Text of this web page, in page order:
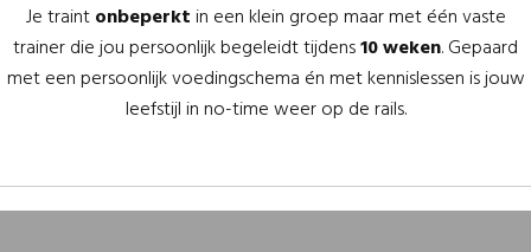
Je traintonbeperktin een klein groep maar met één vaste
trainer die jou persoonlijk begeleidt tijdens10 weken. Gepaard
met een persoonlijk voedingschema én met kennislessen is jouw
leefstijl in no-time weer op de rails.